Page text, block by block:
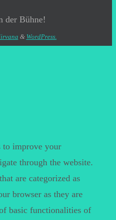
der Bühne!
& WordPress.
to improve your
through the website.
are categorized as
browser as they are
basic functionalities of